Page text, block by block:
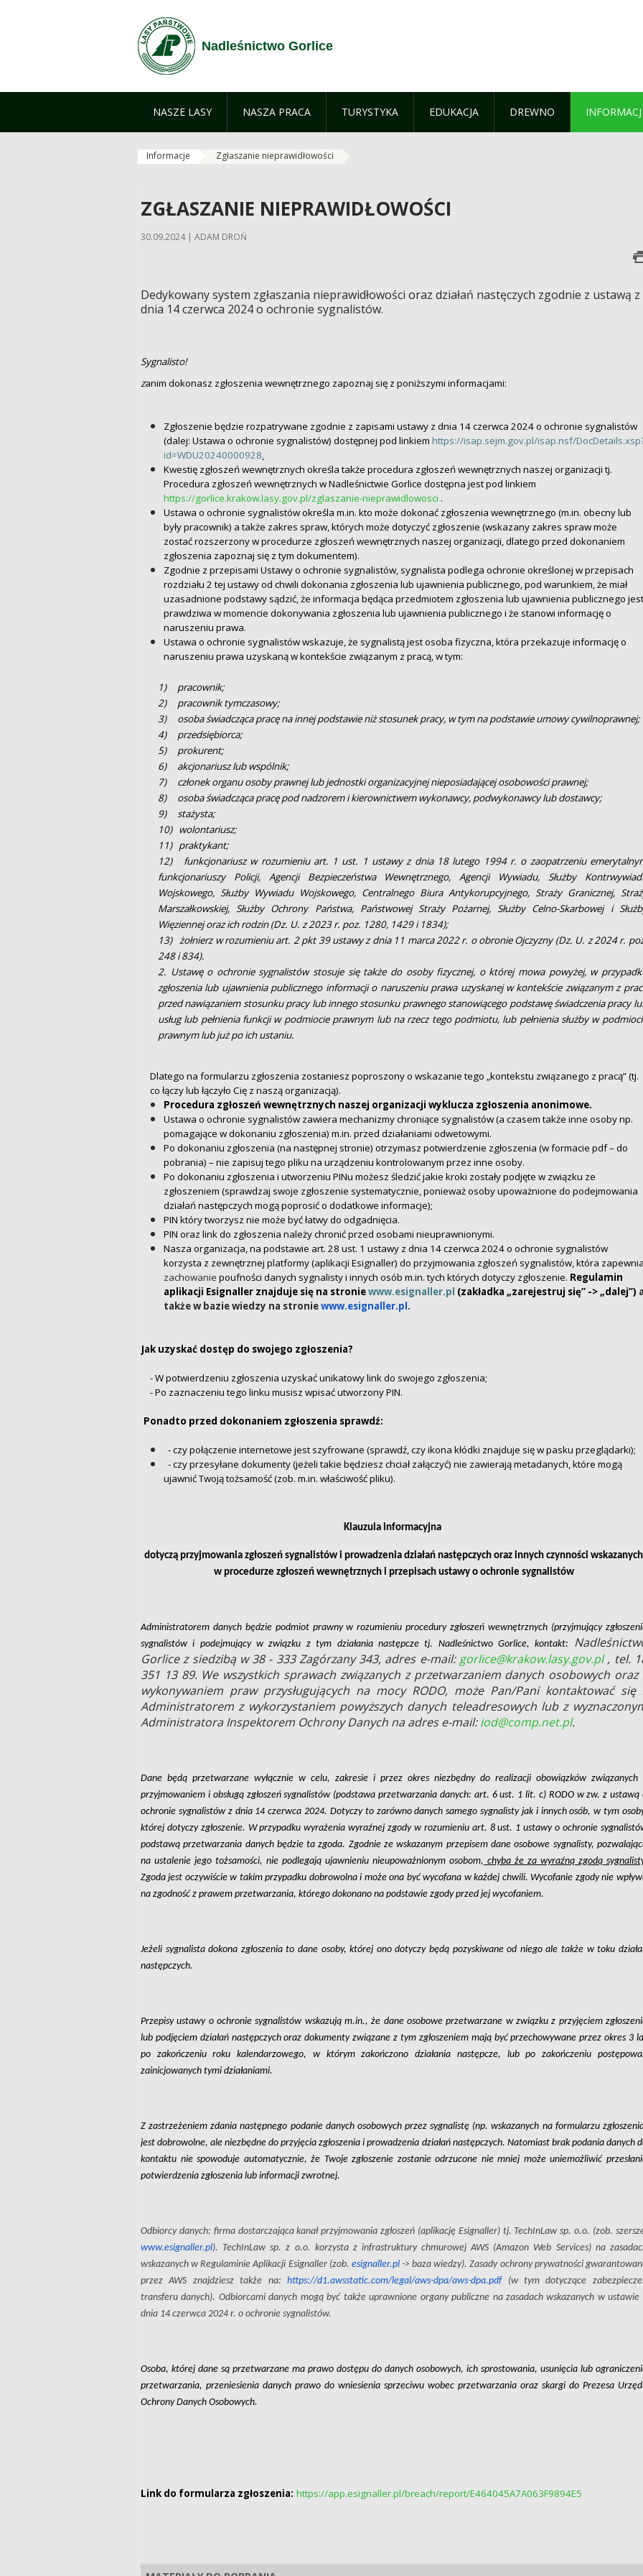
Nadleśnictwo Gorlice
NASZE LASY NASZA PRACA TURYSTYKA EDUKACJA DREWNO
Informacje Zgłaszanie nieprawidłowości
ZGŁASZANIE NIEPRAWIDŁOWOŚCI
30.09.2024 | ADAM DROŃ
Dedykowany system zgłaszania nieprawidłowości oraz działań nastęczych zgodnie z ustawą z
dnia 14 czerwca 2024 o ochronie sygnalistów.
Sygnalisto!
zanim dokonasz zgłoszenia wewnętrznego zapoznaj się z poniższymi informacjami:
Zgłoszenie będzie rozpatrywane zgodnie z zapisami ustawy z dnia 14 czerwca 2024 o ochronie sygnalistów
(dalej: Ustawa o ochronie sygnalistów) dostępnej pod linkiem https://isap.sejm.gov.pl/isap.nsf/
id=WDU20240000928.
Kwestię zgłoszeń wewnętrznych określa także procedura zgłoszeń wewnętrznych naszej organizacji tj.
Procedura zgłoszeń wewnętrznych w Nadleśnictwie Gorlice dostępna jest pod linkiem
https://gorlice.krakow.lasy.gov.pl/zglaszanie-nieprawidlowosci .
Ustawa o ochronie sygnalistów określa m.in. kto może dokonać zgłoszenia wewnętrznego (m.in. obecny lub
były pracownik) a także zakres spraw, których może dotyczyć zgłoszenie (wskazany zakres spraw może
zostać rozszerzony w procedurze zgłoszeń wewnętrznych naszej organizacji, dlatego przed dokonaniem
zgłoszenia zapoznaj się z tym dokumentem).
Zgodnie z przepisami Ustawy o ochronie sygnalistów, sygnalista podlega ochronie określonej w przepisach
rozdziału 2 tej ustawy od chwili dokonania zgłoszenia lub ujawnienia publicznego, pod warunkiem, że miał
uzasadnione podstawy sądzić, że informacja będąca przedmiotem zgłoszenia lub ujawnienia publicznego jest
prawdziwa w momencie dokonywania zgłoszenia lub ujawnienia publicznego i że stanowi informację o
naruszeniu prawa.
Ustawa o ochronie sygnalistów wskazuje, że sygnalistą jest osoba fizyczna, która przekazuje informację o
naruszeniu prawa uzyskaną w kontekście związanym z pracą, w tym:
1) pracownik;
2) pracownik tymczasowy;
3) osoba świadcząca pracę na innej podstawie niż stosunek pracy, w tym na podstawie umowy cywilnoprawnej;
4) przedsiębiorca;
5) prokurent;
6) akcjonariusz lub wspólnik;
7) członek organu osoby prawnej lub jednostki organizacyjnej nieposiadającej osobowości prawnej;
8) osoba świadcząca pracę pod nadzorem i kierownictwem wykonawcy, podwykonawcy lub dostawcy;
9) stażysta;
10) wolontariusz;
11) praktykant;
12) funkcjonariusz w rozumieniu art. 1 ust. 1 ustawy z dnia 18 lutego 1994 r. o zaopatrzeniu
funkcjonariuszy Policji, Agencji Bezpieczeństwa Wewnętrznego, Agencji Wywiadu, Służby
Wojskowego, Służby Wywiadu Wojskowego, Centralnego Biura Antykorupcyjnego, Straży Granicznej,
Marszałkowskiej, Służby Ochrony Państwa, Państwowej Straży Pożarnej, Służby Celno-Skarbowej i
Więziennej oraz ich rodzin (Dz. U. z 2023 r. poz. 1280, 1429 i 1834);
13) żołnierz w rozumieniu art. 2 pkt 39 ustawy z dnia 11 marca 2022 r. o obronie Ojczyzny (Dz. U. z 2024 r.
248 i 834).
2. Ustawę o ochronie sygnalistów stosuje się także do osoby fizycznej, o której mowa powyżej, w
zgłoszenia lub ujawnienia publicznego informacji o naruszeniu prawa uzyskanej w kontekście związanym z
przed nawiązaniem stosunku pracy lub innego stosunku prawnego stanowiącego podstawę świadczenia pracy
usług lub pełnienia funkcji w podmiocie prawnym lub na rzecz tego podmiotu, lub pełnienia służby w
prawnym lub już po ich ustaniu.
Dlatego na formularzu zgłoszenia zostaniesz poproszony o wskazanie tego „kontekstu związanego z pracą” (tj.
co łączy lub łączyło Cię z naszą organizacją).
Procedura zgłoszeń wewnętrznych naszej organizacji wyklucza zgłoszenia anonimowe.
Ustawa o ochronie sygnalistów zawiera mechanizmy chroniące sygnalistów (a czasem także inne osoby np.
pomagające w dokonaniu zgłoszenia) m.in. przed działaniami odwetowymi.
Po dokonaniu zgłoszenia (na następnej stronie) otrzymasz potwierdzenie zgłoszenia (w formacie pdf – do
pobrania) – nie zapisuj tego pliku na urządzeniu kontrolowanym przez inne osoby.
Po dokonaniu zgłoszenia i utworzeniu PINu możesz śledzić jakie kroki zostały podjęte w związku ze
zgłoszeniem (sprawdzaj swoje zgłoszenie systematycznie, ponieważ osoby upoważnione do podejmowania
działań następczych mogą poprosić o dodatkowe informacje);
PIN który tworzysz nie może być łatwy do odgadnięcia.
PIN oraz link do zgłoszenia należy chronić przed osobami nieuprawnionymi.
Nasza organizacja, na podstawie art. 28 ust. 1 ustawy z dnia 14 czerwca 2024 o ochronie sygnalistów
korzysta z zewnętrznej platformy (aplikacji Esignaller) do przyjmowania zgłoszeń sygnalistów, która
zachowanie poufności danych sygnalisty i innych osób m.in. tych których dotyczy zgłoszenie. Regulamin
aplikacji Esignaller znajduje się na stroniewww.esignaller.pl (zakładka „zarejestruj się” -> „dalej”)
także w bazie wiedzy na stroniewww.esignaller.pl.
Jak uzyskać dostęp do swojego zgłoszenia?
- W potwierdzeniu zgłoszenia uzyskać unikatowy link do swojego zgłoszenia;
- Po zaznaczeniu tego linku musisz wpisać utworzony PIN.
P Ponadto przed dokonaniem zgłoszenia sprawdź:
- czy połączenie internetowe jest szyfrowane (sprawdź, czy ikona kłódki znajduje się w pasku przeglądarki);
- czy przesyłane dokumenty (jeżeli takie będziesz chciał załączyć) nie zawierają metadanych, które mogą
ujawnić Twoją tożsamość (zob. m.in. właściwość pliku).
Klauzula informacyjna
dotyczą przyjmowania zgłoszeń sygnalistów i prowadzenia działań następczych oraz innych czynności wskazanych
w procedurze zgłoszeń wewnętrznych i przepisach ustawy o ochronie sygnalistów
Administratorem danych będzie podmiot prawny w rozumieniu procedury zgłoszeń wewnętrznych (przyjmujący
sygnalistów i podejmujący w związku z tym działania następcze tj. Nadleśnictwo Gorlice, kontakt:
Gorlice z siedzibą w 38 - 333 Zagórzany 343, adres e-mail: gorlice@krakow.lasy.gov.pl, tel.
351 13 89. We wszystkich sprawach związanych z przetwarzaniem danych osobowych oraz
wykonywaniem praw przysługujących na mocy RODO, może Pan/Pani kontaktować się
Administratorem z wykorzystaniem powyższych danych teleadresowych lub z
Administratora Inspektorem Ochrony Danych na adres e-mail:iod@comp.net.pl.
Dane będą przetwarzane wyłącznie w celu, zakresie i przez okres niezbędny do realizacji obowiązków związanych
przyjmowaniem i obsługą zgłoszeń sygnalistów (podstawa przetwarzania danych: art. 6 ust. 1 lit. c) RODO w zw. z ustawą
ochronie sygnalistów z dnia 14 czerwca 2024. Dotyczy to zarówno danych samego sygnalisty jak i innych osób, w tym
której dotyczy zgłoszenie. W przypadku wyrażenia wyraźnej zgody w rozumieniu art. 8 ust. 1 ustawy o ochronie
podstawą przetwarzania danych będzie ta zgoda. Zgodnie ze wskazanym przepisem dane osobowe sygnalisty,
na ustalenie jego tożsamości, nie podlegają ujawnieniu nieupoważnionym osobom, chyba że za wyraźną zgodą
Zgoda jest oczywiście w takim przypadku dobrowolna i może ona być wycofana w każdej chwili. Wycofanie zgody nie
na zgodność z prawem przetwarzania, którego dokonano na podstawie zgody przed jej wycofaniem.
Jeżeli sygnalista dokona zgłoszenia to dane osoby, której ono dotyczy będą pozyskiwane od niego ale także w toku
następczych.
Przepisy ustawy o ochronie sygnalistów wskazują m.in., że dane osobowe przetwarzane w związku z przyjęciem
lub podjęciem działań następczych oraz dokumenty związane z tym zgłoszeniem mają być przechowywane przez okres 3
po zakończeniu roku kalendarzowego, w którym zakończono działania następcze, lub po zakończeniu
zainicjowanych tymi działaniami.
Z zastrzeżeniem zdania następnego podanie danych osobowych przez sygnalistę (np. wskazanych na formularzu
jest dobrowolne, ale niezbędne do przyjęcia zgłoszenia i prowadzenia działań następczych. Natomiast brak podania danych
kontaktu nie spowoduje automatycznie, że Twoje zgłoszenie zostanie odrzucone nie mniej może uniemożliwić
potwierdzenia zgłoszenia lub informacji zwrotnej.
Odbiorcy danych: firma dostarczająca kanał przyjmowania zgłoszeń (aplikację Esignaller) tj. TechInLaw sp. o.o. (zob.
www.esignaller.pl). TechInLaw sp. z o.o. korzysta z infrastruktury chmurowej AWS (Amazon Web Services) na
wskazanych w Regulaminie Aplikacji Esignaller (zob. esignaller.pl-> baza wiedzy). Zasady ochrony prywatności
przez AWS znajdziesz także na:https://d1.awsstatic.com/legal/aws-dpa/aws-dpa.pdf(w tym dotyczące
transferu danych). Odbiorcami danych mogą być także uprawnione organy publiczne na zasadach wskazanych w ustawie
dnia 14 czerwca 2024 r. o ochronie sygnalistów.
Osoba, której dane są przetwarzane ma prawo dostępu do danych osobowych, ich sprostowania, usunięcia lub
przetwarzania, przeniesienia danych prawo do wniesienia sprzeciwu wobec przetwarzania oraz skargi do Prezesa
Ochrony Danych Osobowych.
Link do formularza zgłoszenia: https://app.esignaller.pl/breach/report/E464045A7A063F9894E5